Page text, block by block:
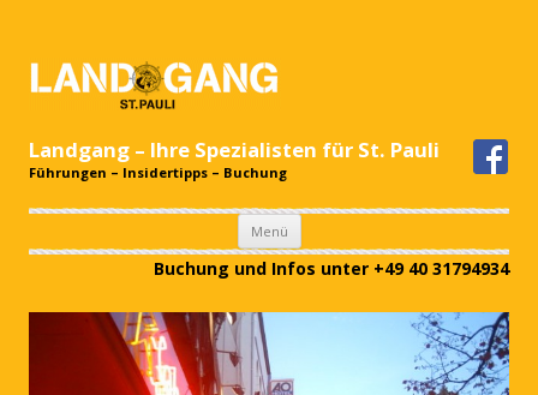
Landgang – Ihre Spezialisten für St. Pauli
Führungen – Insidertipps – Buchung
Menü Zum
springen
Buchung und Infos unter +49 40 31794934